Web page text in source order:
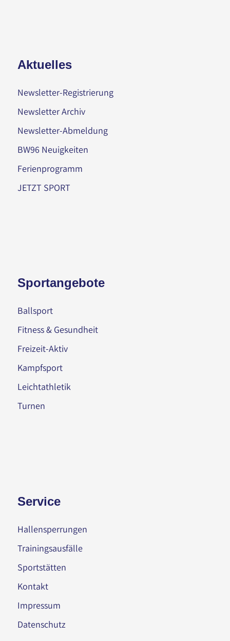
Aktuelles
Newsletter-Registrierung
Newsletter Archiv
Newsletter-Abmeldung
BW96 Neuigkeiten
Ferienprogramm
JETZT SPORT
Sportangebote
Ballsport
Fitness & Gesundheit
Freizeit-Aktiv
Kampfsport
Leichtathletik
Turnen
Service
Hallensperrungen
Trainingsausfälle
Sportstätten
Kontakt
Impressum
Datenschutz